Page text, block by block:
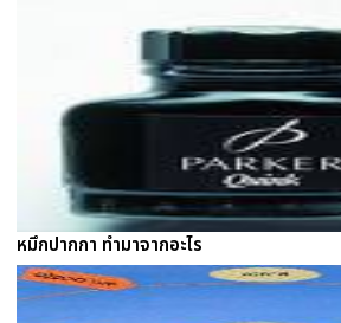
หมึกปากกา ทำมาจากอะไร